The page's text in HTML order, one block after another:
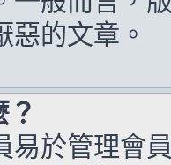
惡的文章。
易於管理會